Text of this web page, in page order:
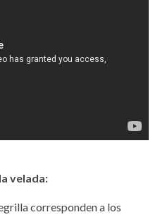
velada:
corresponden a los